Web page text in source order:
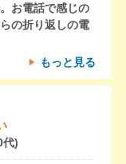
お電話で感じの
の折り返しの電
もっと見る
代)